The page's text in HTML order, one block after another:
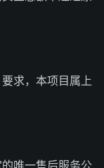
求，本项目属上
唯一售后服务公